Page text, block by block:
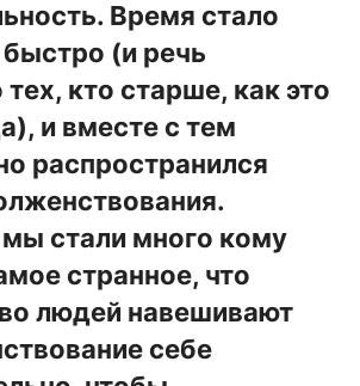
Время стало
(и речь
тех, кто старше, как это
и вместе с тем
распространился
стали много кому
странное, что
людей навешивают
себе